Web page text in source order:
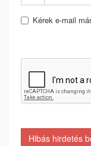
Kérek e-mail
Hibás hirdetés